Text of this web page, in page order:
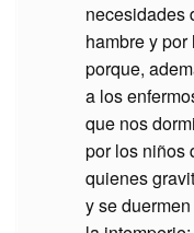
necesidades
hambre y
porque,
a los
que nos
por los niños
quienes
y se